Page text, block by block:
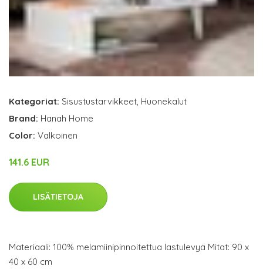
Kategoriat: Sisustustarvikkeet Huonekalut
Brand: Hanah Home
Color: Valkoinen
141.6 EUR
LISÄTIETOJA
Materiaali: 100% melamiinipinnoitettua lastulevyä Mitat: 90 x
40 x 60 cm